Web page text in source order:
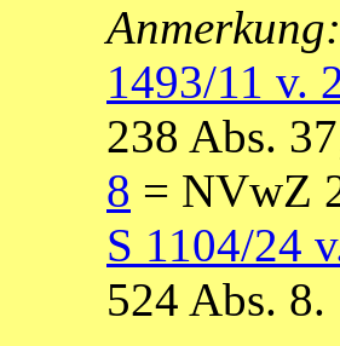
Anmerkung:
1493/11 v.
238 Abs.
8 = NVwZ
S 1104/24
524 Abs. 8.